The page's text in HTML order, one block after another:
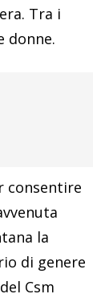
Tra i
donne.
consentire
la
di genere
Csm